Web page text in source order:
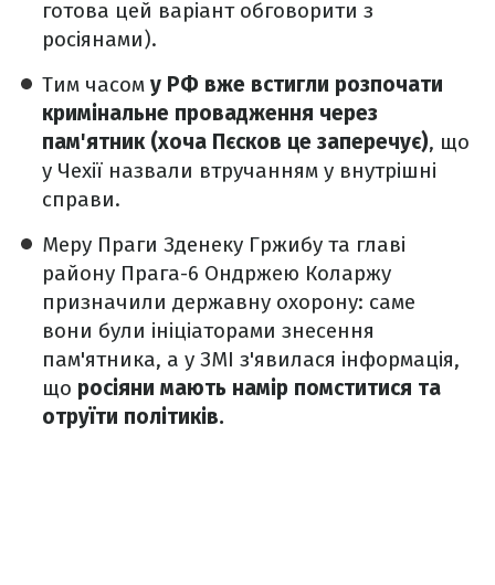
готова цей варіант обговорити з
росіянами).
Тим часом у РФ вже встигли розпочати
кримінальне провадження через
пам'ятник (хоча Пєсков це заперечує), що
у Чехії назвали втручанням у внутрішні
справи.
Меру Праги Зденеку Гржибу та главі
району Прага-6 Ондржею Коларжу
призначили державну охорону: саме
вони були ініціаторами знесення
пам'ятника, а у ЗМІ з'явилася інформація,
що росіяни мають намір помститися та
отруїти політиків.